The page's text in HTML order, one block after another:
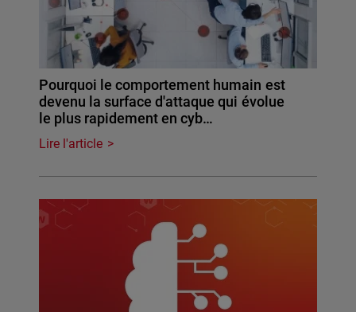
Pourquoi le comportement humain est
devenu la surface d'attaque qui évolue
le plus rapidement en cyb…
Lire l'article